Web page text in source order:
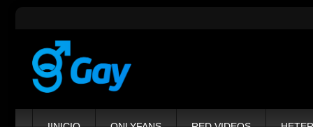
content